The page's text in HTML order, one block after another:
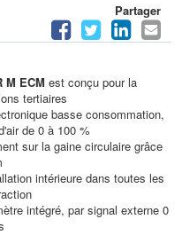
Partager
M ECM est conçu pour la
tertiaires
basse consommation,
de 0 à 100 %
sur la gaine circulaire grâce
intérieure dans toutes les
intégré, par signal externe 0